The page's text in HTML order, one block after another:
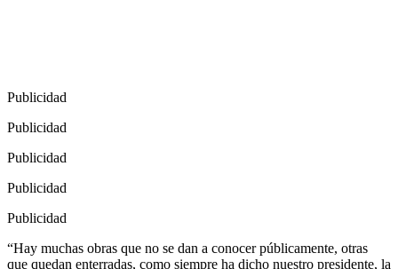
Publicidad
Publicidad
Publicidad
Publicidad
Publicidad
“Hay muchas obras que no se dan a conocer públicamente, otras
que quedan enterradas, como siempre ha dicho nuestro presidente, la